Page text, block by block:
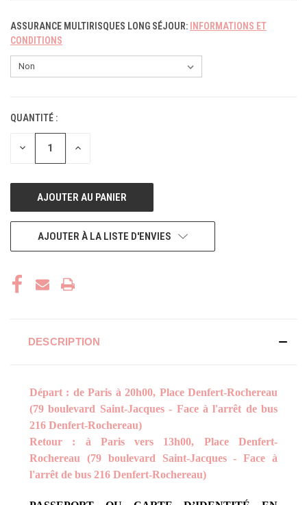
ASSURANCE MULTIRISQUES LONG SÉJOUR: INFORMATIONS ET
CONDITIONS
STOCK
ACTUEL :
QUANTITÉ :
DIMINUER
QUANTITÉ
UNDEFINED
AUGMENTER
UNDEFINED
AJOUTER À LA LISTE D'ENVIES
DESCRIPTION
Départ : de Paris à 20h00, Place Denfert-Rochereau
(79 boulevard Saint-Jacques - Face à l'arrêt de bus
216 Denfert-Rochereau)
Retour : à Paris vers 13h00, Place Denfert-
Rochereau (79 boulevard Saint-Jacques - Face à
l'arrêt de bus 216 Denfert-Rochereau)